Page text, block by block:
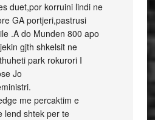
duet,por korruini lindi ne
GA portjeri,pastrusi
.A do Munden 800 apo
gjth shkelsit ne
park rokurori I
Jo
me percaktim e
lend shtek per te